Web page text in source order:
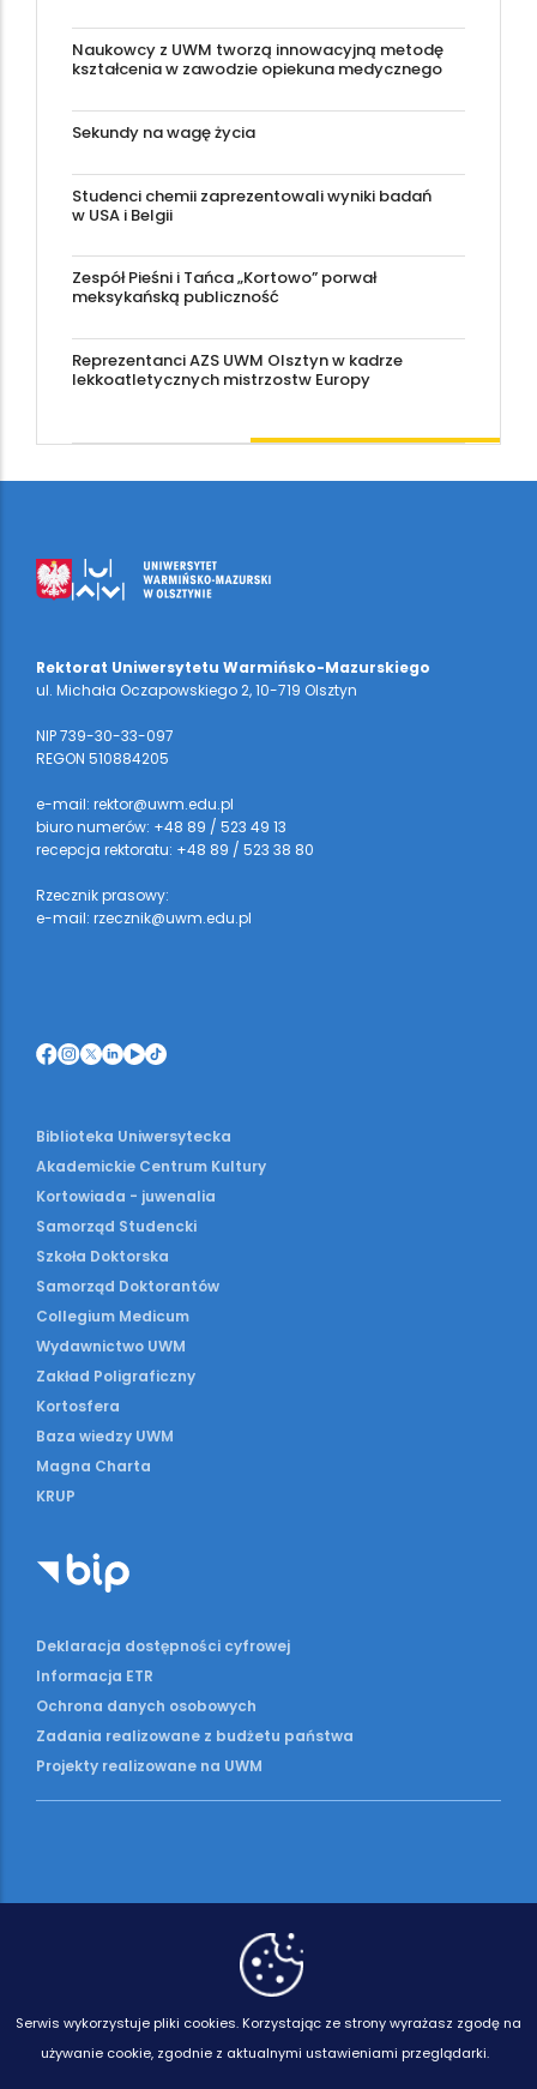
Naukowcy z UWM tworzą innowacyjną metodę
kształcenia w zawodzie opiekuna medycznego
Sekundy na wagę życia
Studenci chemii zaprezentowali wyniki badań
w USA i Belgii
Zespół Pieśni i Tańca „Kortowo” porwał
meksykańską publiczność
Reprezentanci AZS UWM Olsztyn w kadrze
lekkoatletycznych mistrzostw Europy
Rektorat Uniwersytetu Warmińsko-Mazurskiego
ul. Michała Oczapowskiego 2, 10-719 Olsztyn
NIP 739-30-33-097
REGON 510884205
e-mail: rektor@uwm.edu.pl
biuro numerów: +48 89 / 523 49 13
recepcja rektoratu: +48 89 / 523 38 80
Rzecznik prasowy:
e-mail: rzecznik@uwm.edu.pl
Biblioteka Uniwersytecka
Akademickie Centrum Kultury
Kortowiada - juwenalia
Samorząd Studencki
Szkoła Doktorska
Samorząd Doktorantów
Collegium Medicum
Wydawnictwo UWM
Zakład Poligraficzny
Kortosfera
Baza wiedzy UWM
Magna Charta
KRUP
Deklaracja dostępności cyfrowej
Informacja ETR
Ochrona danych osobowych
Zadania realizowane z budżetu państwa
Projekty realizowane na UWM
Serwis wykorzystuje pliki cookies. Korzystając ze strony wyrażasz zgodę na
używanie cookie, zgodnie z aktualnymi ustawieniami przeglądarki.